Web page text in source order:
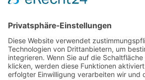
SLP Beratende Ingenieure